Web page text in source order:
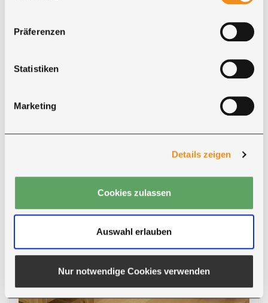
Präferenzen
Statistiken
Marketing
Details zeigen
Cookies zulassen
Auswahl erlauben
Nur notwendige Cookies verwenden
und ist immer wieder ein Hingucker. Das Board ist super